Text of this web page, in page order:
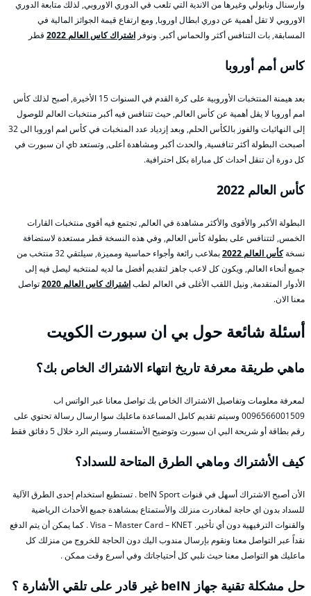
وارسنال ونابولي وغيرها من الاندية التي تلعب في الدوري الاوروبي, لذلك متابعة الدوري
الاوروبي لا تقل أهمية عن دوري ابطال اوروبا, ومع ارتفاع قيمة الجوائز المالية في
المسابقة, بات التنافس أكثر والحماس أكبر. ونوفر اشتراك كاس العالم 2022 قطر
كاس أمم أوروبا
بعد هيمنة المنتخبات الأوروبية على كرة القدم في السنوات 15 الأخيرة, أصبح لذلك كأس
امم أوروبا لا يقل أهمية عن كأس العالم, حيث تتنافس فيه أكبر منتخبات العالم للوصول
إلى النهائيات والفوز بالكأس الحلم, وبعد إزدياد عدد المنخبات في كأس امم اوروبا الى 32
أصبحت البطولة أكثر تنافسية, والحدث أكبر ومشاهدة أعلى, وتستعد bي ان سبورت في
كل دورة أن تنقل أحداث كل مباراة بكل احترافية.
كأس العالم 2022
البطولة الأكبر والأقوى والأكثر مشاهدة في العالم, تجتمع فيه أقوى منتخبات القارات
الخمس, لتتنافس على بطولة كأس العالم, وفي هذه النسخة قطر مستعدة لاستضافة
نسخةكأس العالم 2022
بملاعب رائعة وأجواء حماسية ومميزة, سيلتقي 32 منتخب من
جميع أنحاء العالم, ويكون كل لاعب جاهز لتقديم أفضل ما لديه لمنتخبه ليصل فيه إلى
الأدوار المتقدمة, ونيل اللقب الأغلى في العالم لطباشتراك كاس العالم 2020
تواصل
معنا الان.
أسئلة شائعة حول بي ان سبورت الكويت
ماهي طريقة معرفة تاريخ انتهاء الاشتراك الخاص بك؟
لمعرفة معلومات وتفاصيل الاشتراك الخاص بك تواصل معانا عبر الواتس اب
0096566001509 وسيتم تقديم كامل المساعدة ماعليك سوا ارسال رسالة تحتوي على
رقم بطاقة أو شريحة البي ان سبورت وتوضيح الأستفسار وسيتم الرد خلال 5 دقائق فقط
كيف الأشتراك وماهي الطرق المتاحة للسداد؟
الأن أصبح الاشتراك أسهل في قنوات beIN Sport . تستطيع استخدام إحدى الطرق الآلية
للسداد بدون اي حاجة لمغادرت منزلك والأستمتاع بمشاهدة جميع الأحداث الرياضية
والقنوات الترفيهية دون أي تأخير. Visa – Master Card – KNET . كما يمكن أن يتم الدفع
نقداً عبر التواصل معنا ونقوم بإرسال مندوب اليك دون الحاجة للخروج من منزلك كل
ماعليك هو التواصل معنا حيث نلبي كل أحتياجاتك وفي أسرع وقت ممكن .
حل مشكلة تقنية جهاز beIN غير قادر على تلقي الأشارة ؟